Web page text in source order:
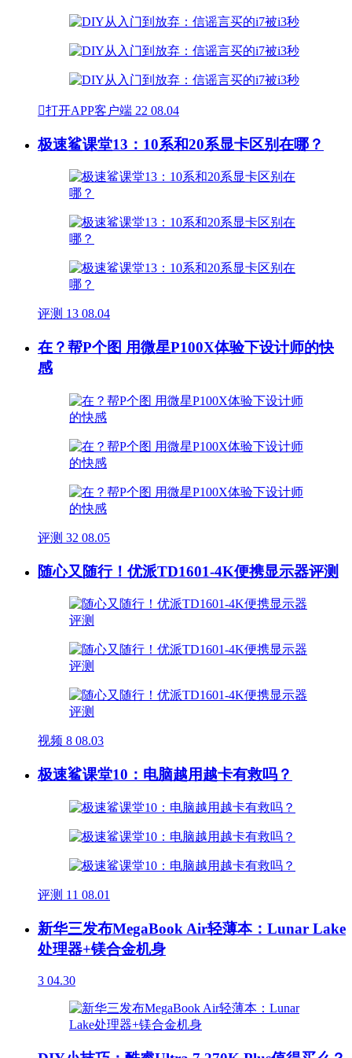
打开APP客户端 22 08.04
极速鲨课堂13：10系和20系显卡区别在哪？
评测 13 08.04
在？帮P个图 用微星P100X体验下设计师的快
感
评测 32 08.05
随心又随行！优派TD1601-4K便携显示器评测
视频 8 08.03
极速鲨课堂10：电脑越用越卡有救吗？
评测 11 08.01
新华三发布MegaBook Air轻薄本：Lunar Lake
处理器+镁合金机身
3 04.30